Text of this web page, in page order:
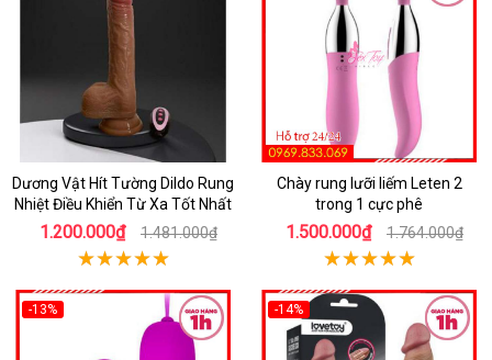
Dương Vật Hít Tường Dildo Rung
Nhiệt Điều Khiển Từ Xa Tốt Nhất
1.200.000₫ 1.481.000₫
Chày rung lưỡi liếm Leten 2
trong 1 cực phê
1.500.000₫ 1.764.000₫
-13% -14%